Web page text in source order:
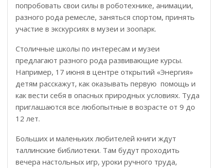
попробовать свои силы в роботехнике, анимации,
разного рода ремесле, заняться спортом, принять
участие в экскурсиях в музеи и зоопарк.
Столичные школы по интересам и музеи
предлагают разного рода развивающие курсы.
Например, 17 июня в центре открытий «Энергия»
детям расскажут, как оказывать первую помощь и
как вести себя в опасных природных условиях. Туда
приглашаются все любопытные в возрасте от 9 до
12 лет.
Больших и маленьких любителей книги ждут
таллинские библиотеки. Там будут проходить
вечера настольных игр, уроки ручного труда,